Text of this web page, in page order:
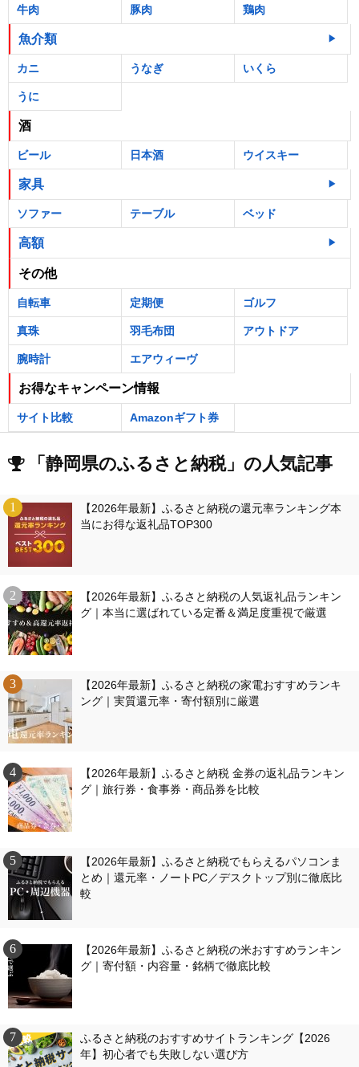
牛肉 豚肉 鶏肉
魚介類
カニ うなぎ いくら
うに
酒
ビール 日本酒 ウイスキー
家具
ソファー テーブル ベッド
高額
その他
自転車 定期便 ゴルフ
真珠 羽毛布団 アウトドア
腕時計 エアウィーヴ
お得なキャンペーン情報
サイト比較 Amazonギフト券
「静岡県のふるさと納税」の人気記事
【2026年最新】ふるさと納税の還元率ランキング本
当にお得な返礼品TOP300
【2026年最新】ふるさと納税の人気返礼品ランキン
グ｜本当に選ばれている定番＆満足度重視で厳選
【2026年最新】ふるさと納税の家電おすすめランキ
ング｜実質還元率・寄付額別に厳選
【2026年最新】ふるさと納税 金券の返礼品ランキン
グ｜旅行券・食事券・商品券を比較
【2026年最新】ふるさと納税でもらえるパソコンま
とめ｜還元率・ノートPC／デスクトップ別に徹底比
較
【2026年最新】ふるさと納税の米おすすめランキン
グ｜寄付額・内容量・銘柄で徹底比較
ふるさと納税のおすすめサイトランキング【2026
年】初心者でも失敗しない選び方